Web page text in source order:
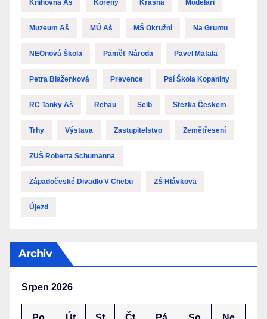
Knihovna Aš Kořeny Krásná Modeláři
Muzeum Aš MÚ Aš MŠ Okružní Na Gruntu
NEOnová Škola Paměť Národa Pavel Matala
Petra Blaženková Prevence Psí Škola Kopaniny
RC Tanky Aš Rehau Selb Stezka Českem
Trhy Výstava Zastupitelstvo Zemětřesení
ZUŠ Roberta Schumanna
Západočeské Divadlo V Chebu ZŠ Hlávkova
Újezd
Archiv
Srpen 2026